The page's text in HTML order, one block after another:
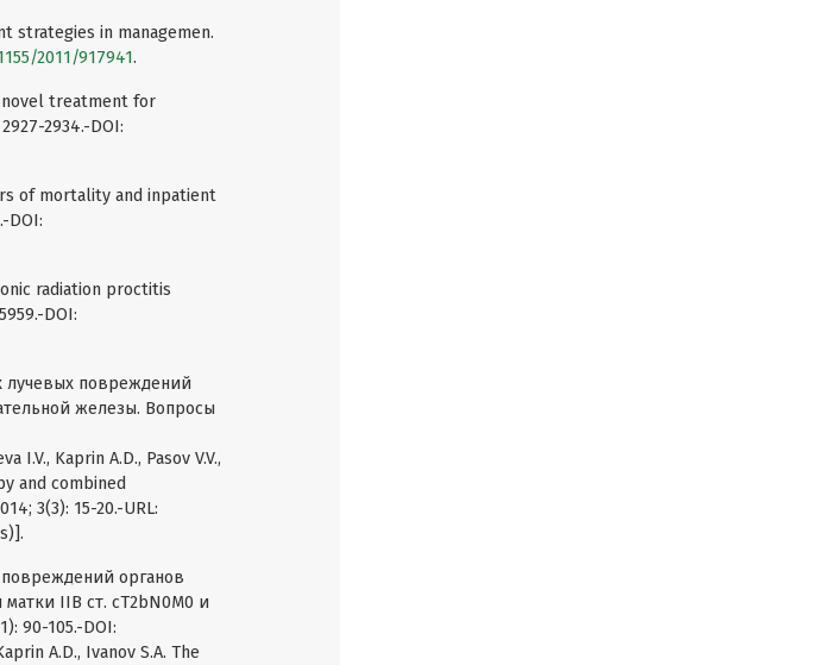
strategies in managemen.
2011/917941.
novel treatment for
2934.-DOI:
of mortality and inpatient
DOI:
radiation proctitis
DOI:
лучевых повреждений
железы. Вопросы
I.V., Kaprin A.D., Pasov V.V.,
and combined
3(3): 15-20.-URL:
органов
IIB ст. сT2bN0M0 и
90-105.-DOI:
A.D., Ivanov S.A. The